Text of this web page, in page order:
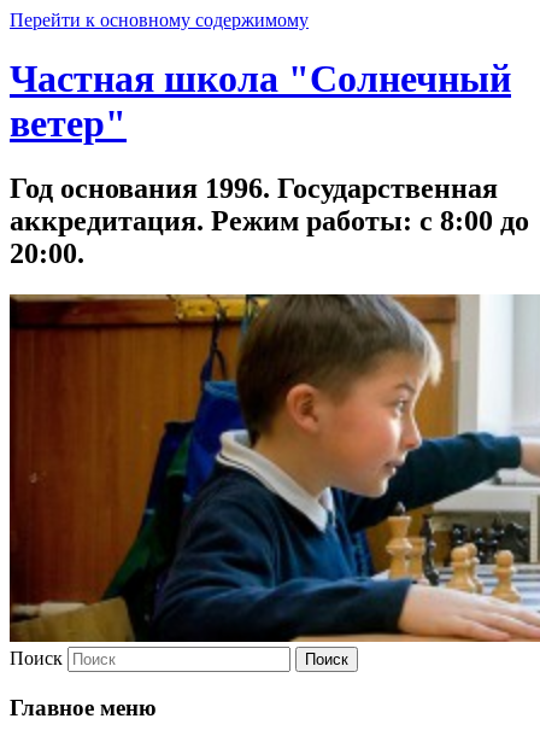
Перейти к основному содержимому
Частная школа "Солнечный
ветер"
Год основания 1996. Государственная
аккредитация. Режим работы: с 8:00 до
20:00.
Поиск
Главное меню